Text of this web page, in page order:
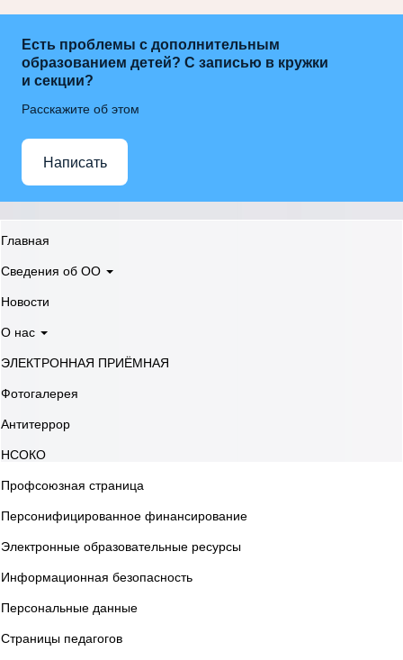
Есть проблемы с дополнительным
образованием детей? С записью в кружки
и секции?
Расскажите об этом
Написать
Главная
Сведения об ОО
Новости
О нас
ЭЛЕКТРОННАЯ ПРИЁМНАЯ
Фотогалерея
Антитеррор
НСОКО
Профсоюзная страница
Персонифицированное финансирование
Электронные образовательные ресурсы
Информационная безопасность
Персональные данные
Страницы педагогов